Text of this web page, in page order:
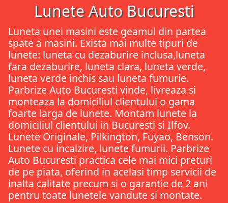
Lunete Auto Bucuresti
Luneta unei masini este geamul din partea
spate a masini. Exista mai multe tipuri de
lunete: luneta cu dezaburire inclusa,luneta
fara dezaburire, luneta clara, luneta verde,
luneta verde inchis sau luneta fumurie.
Parbrize Auto Bucuresti vinde, livreaza si
monteaza la domiciliul clientului o gama
foarte larga de lunete. Montam lunete la
domiciliul clientului in Bucuresti si Ilfov.
Lunete Originale, Pilkington, Fuyao, Benson.
Lunete cu incalzire, lunete fumurii. Parbrize
Auto Bucuresti practica cele mai mici preturi
de pe piata, oferind in acelasi timp servicii de
inalta calitate precum si o garantie de 2 ani
pentru toate lunetele vandute si montate.